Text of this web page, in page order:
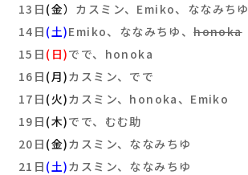
13日 (金） カスミン、Emiko、ななみちゆ
14日 (土)Emiko、ななみちゆ、honoka
15日 (日)でで、honoka
16日 (月)カスミン、でで
17日 (火)カスミン、honoka、Emiko
19日 (木)でで、むむ助
20日 (金)カスミン、ななみちゆ
21日 (土)カスミン、ななみちゆ